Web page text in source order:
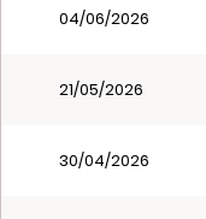
04/06/2026
21/05/2026
30/04/2026